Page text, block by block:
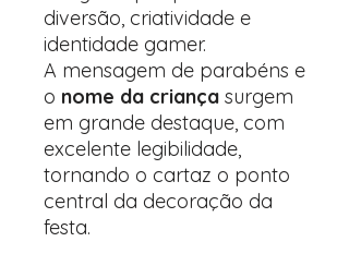
diversão, criatividade e
identidade gamer.
A mensagem de parabéns e
o nome da criança surgem
em grande destaque, com
excelente legibilidade,
tornando o cartaz o ponto
central da decoração da
festa.